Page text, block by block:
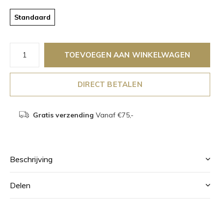
Standaard
TOEVOEGEN AAN WINKELWAGEN
DIRECT BETALEN
Gratis verzending Vanaf €75,-
Beschrijving
Delen